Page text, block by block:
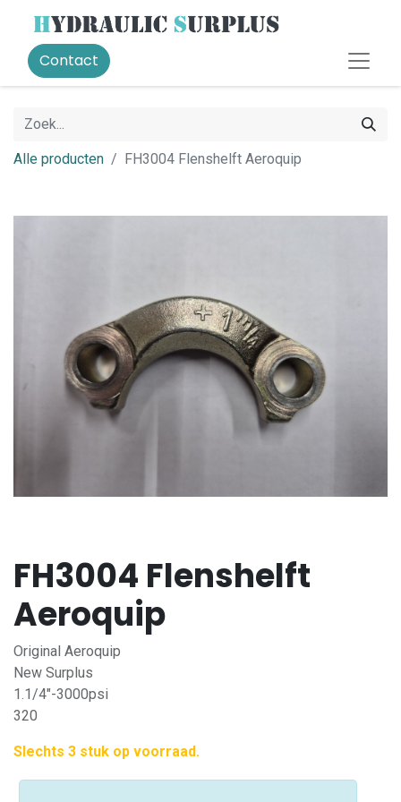
Contact
Alle producten FH3004 Flenshelft Aeroquip
FH3004 Flenshelft
Aeroquip
Original Aeroquip
New Surplus
1.1/4"-3000psi
320
Slechts 3 stuk op voorraad.